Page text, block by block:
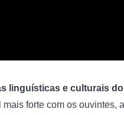
linguísticas e culturais
forte com os